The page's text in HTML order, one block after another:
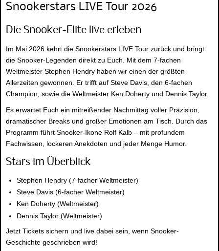
Snookerstars LIVE Tour 2026
Die Snooker-Elite live erleben
Im Mai 2026 kehrt die Snookerstars LIVE Tour zurück und bringt
die Snooker-Legenden direkt zu Euch. Mit dem 7-fachen
Weltmeister Stephen Hendry haben wir einen der größten
Allerzeiten gewonnen. Er trifft auf Steve Davis, den 6-fachen
Champion, sowie die Weltmeister Ken Doherty und Dennis Taylor.
Es erwartet Euch ein mitreißender Nachmittag voller Präzision,
dramatischer Breaks und großer Emotionen am Tisch. Durch das
Programm führt Snooker-Ikone Rolf Kalb – mit profundem
Fachwissen, lockeren Anekdoten und jeder Menge Humor.
Stars im Überblick
Stephen Hendry (7-facher Weltmeister)
Steve Davis (6-facher Weltmeister)
Ken Doherty (Weltmeister)
Dennis Taylor (Weltmeister)
Jetzt Tickets sichern und live dabei sein, wenn Snooker-
Geschichte geschrieben wird!